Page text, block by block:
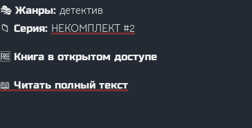
🎭 Жанры: детектив
📁 Серия: НЕКОМПЛЕКТ #2
🆓 Книга в открытом доступе
📖 Читать полный текст